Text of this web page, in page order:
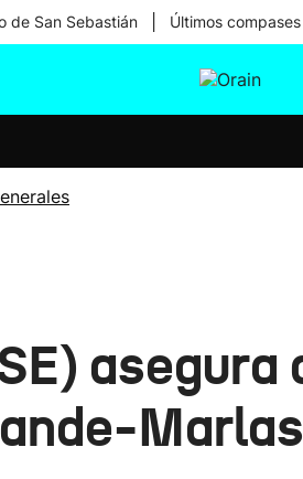
de San Sebastián Últimos